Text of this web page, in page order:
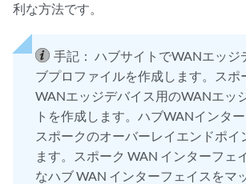
利な方法です。
手記： ハブサイトでWANエッジ
ブプロファイルを作成します。スポ
WANエッジデバイス用のWANエッ
トを作成します。ハブWANインター
スポークのオーバーレイエンドポイ
ます。スポーク WAN インターフェ
なハブ WAN インターフェイスをマ